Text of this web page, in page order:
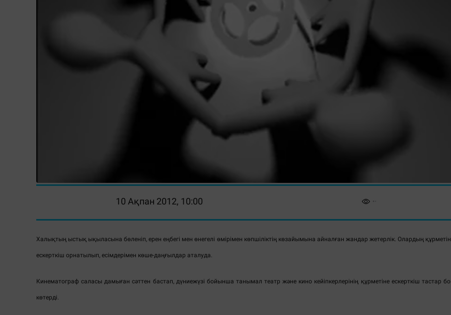
10 Ақпан 2012, 10:00
Халықтың ыстық ықыласына бөленіп, ерен еңбегі мен өнегелі өмірімен көпшіліктің көзайымына айналған жандар жетерлік. Олардың
ескерткіш орнатылып, есімдерімен көше-даңғылдар аталуда.
Кинематограф саласы дамыған сәттен бастап, дүниежүзі бойынша танымал театр және кино кейіпкерлерінің құрметіне ескерткіш тастар
көтерді.